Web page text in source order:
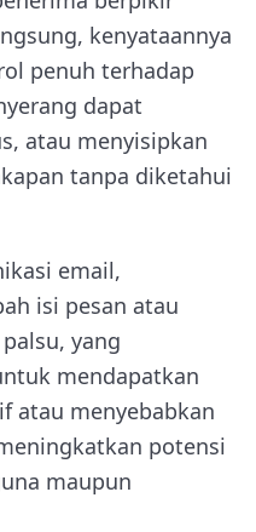
kenyataannya
penuh terhadap
dapat
atau menyisipkan
tanpa diketahui
email,
isi pesan atau
yang
mendapatkan
atau menyebabkan
potensi
maupun